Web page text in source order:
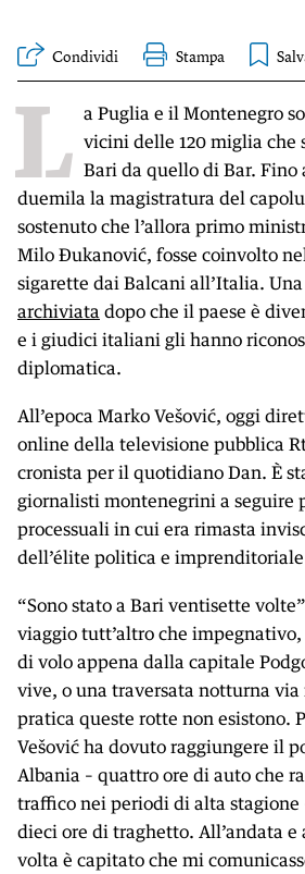
Condividi Stampa
L a Puglia e il Montenegro
vicini delle 120 miglia che
Bari da quello di Bar.
duemila la magistratura del
sostenuto che l’allora primo
Milo Ðukanović, fosse coinvolto
sigarette dai Balcani all’Italia.
archiviata dopo che il paese è
e i giudici italiani gli hanno
diplomatica.
All’epoca Marko Vešović, oggi
online della televisione pubblica
cronista per il quotidiano Dan. È
giornalisti montenegrini a seguire
processuali in cui era rimasta
dell’élite politica e imprenditoriale
“Sono stato a Bari ventisette
viaggio tutt’altro che impegnativo,
di volo appena dalla capitale
vive, o una traversata notturna
pratica queste rotte non esistono.
Vešović ha dovuto raggiungere il
Albania – quattro ore di auto che
traffico nei periodi di alta stagione
dieci ore di traghetto. All’andata e
volta è capitato che mi